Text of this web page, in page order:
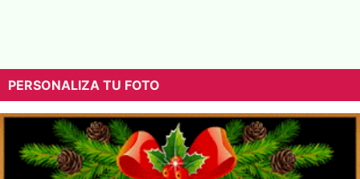
PERSONALIZA TU FOTO